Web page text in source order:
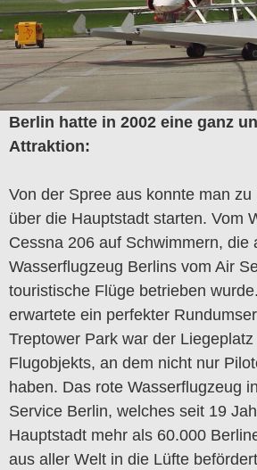
Berlin hatte in 2002 eine ganz
Attraktion:
Von der Spree aus konnte man
über die Hauptstadt starten. Vom
Cessna 206 auf Schwimmern, die
Wasserflugzeug Berlins vom Air
touristische Flüge betrieben
erwartete ein perfekter
Treptower Park war der
Flugobjekts, an dem nicht nur
haben. Das rote Wasserflugzeug
Service Berlin, welches seit 19
Hauptstadt mehr als 60.000
aus aller Welt in die Lüfte